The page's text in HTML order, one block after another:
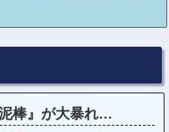
棒』が大暴れ…